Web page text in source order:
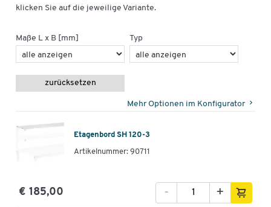
klicken Sie auf die jeweilige Variante.
Maße L x B [mm] Typ
zurücksetzen
Mehr Optionen im Konfigurator
Etagenbord SH 120-3
Artikelnummer: 90711
€ 185,00 +
-